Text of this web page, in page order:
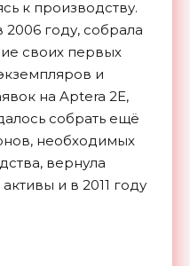
к производству.
году, собрала
своих первых
и
на Aptera 2E,
собрать ещё
необходимых
вернула
и в 2011 году